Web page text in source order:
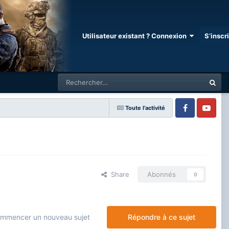
Utilisateur existant ? Connexion
Toute l’activité
FacebookYoutube
Share Abonnés 0
Répondre à ce sujet
un nouveau sujet